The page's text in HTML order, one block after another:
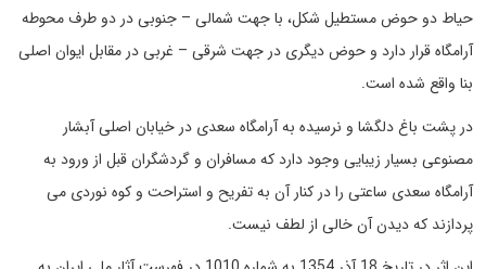
حیاط دو حوض مستطیل شکل، با جهت شمالی – جنوبی در دو طرف محوطه
آرامگاه قرار دارد و حوض دیگری در جهت شرقی – غربی در مقابل ایوان اصلی
بنا واقع شده‌ است.
در پشت باغ دلگشا و نرسیده به آرامگاه سعدی در خیابان اصلی آبشار
مصنوعی بسیار زیبایی وجود دارد که مسافران و گردشگران قبل از ورود به
آرامگاه سعدی ساعتی را در کنار آن به تفریح و استراحت و کوه نوردی می
پردازند که دیدن آن خالی از لطف نیست.